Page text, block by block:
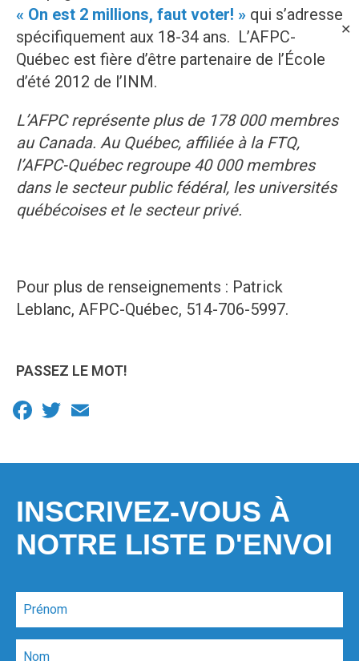
✕
« On est 2 millions, faut voter! » qui s’adresse
spécifiquement aux 18-34 ans. L’AFPC-
Québec est fière d’être partenaire de l’École
d’été 2012 de l’INM.
L’AFPC représente plus de 178 000 membres
au Canada. Au Québec, affiliée à la FTQ,
l’AFPC-Québec regroupe 40 000 membres
dans le secteur public fédéral, les universités
québécoises et le secteur privé.
Pour plus de renseignements : Patrick
Leblanc, AFPC-Québec, 514-706-5997.
PASSEZ LE MOT!
Facebook
Twitter
INSCRIVEZ-VOUS À
NOTRE LISTE D'ENVOI